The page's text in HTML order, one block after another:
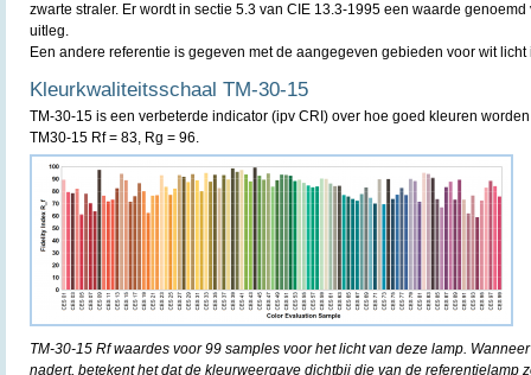
zwarte straler. Er wordt in sectie 5.3 van CIE 13.3-1995 een waarde
uitleg.
Een andere referentie is gegeven met de aangegeven gebieden voor wit
Kleurkwaliteitsschaal TM-30-15
TM-30-15 is een verbeterde indicator (ipv CRI) over hoe goed kleuren
TM30-15 Rf = 83, Rg = 96.
TM-30-15 Rf waardes voor 99 samples voor het licht van deze lamp.
nadert, betekent het dat de kleurweergave dichtbij die van de referentielamp